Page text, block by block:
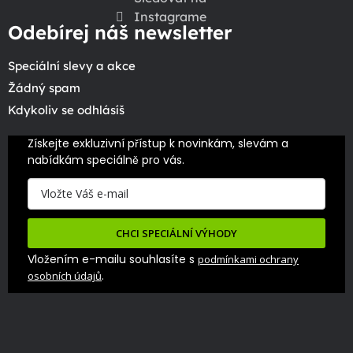
Instagrame
Odebírej náš newsletter
Speciální slevy a akce
Žádný spam
Kdykoliv se odhlásíš
Získejte exkluzivní přístup k novinkám, slevám a
nabídkám speciálně pro vás.
CHCI SPECIÁLNÍ VÝHODY
Vložením e-mailu souhlasíte s podmínkami ochrany
osobních údajů.